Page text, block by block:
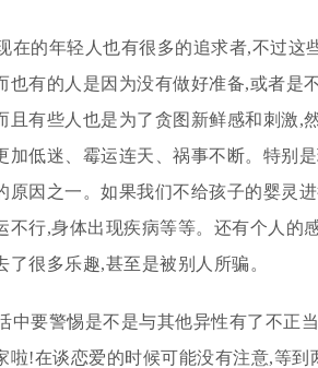
在的年轻人也有很多的追求者,不过这
也有的人是因为没有做好准备,或者是
且有些人也是为了贪图新鲜感和刺激,
加低迷、霉运连天、祸事不断。特别
原因之一。如果我们不给孩子的婴灵
不行,身体出现疾病等等。还有个人的
了很多乐趣,甚至是被别人所骗。
中要警惕是不是与其他异性有了不正
啦!在谈恋爱的时候可能没有注意,等